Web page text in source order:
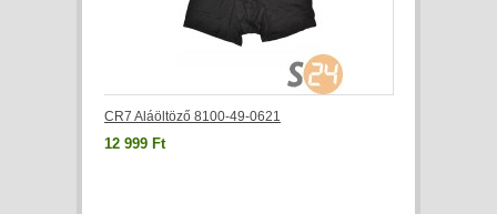
CR7 Aláöltöző 8100-49-0621
12 999 Ft